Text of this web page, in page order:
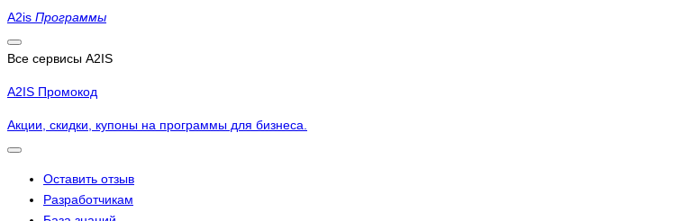
A2is Программы
Все сервисы A2IS
A2IS Промокод
Акции, скидки, купоны на программы для бизнеса.
Оставить отзыв
Разработчикам